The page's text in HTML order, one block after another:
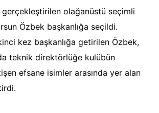
olağanüstü seçimli
Özbek başkanlığa seçildi.
kez başkanlığa getirilen Özbek,
teknik direktörlüğe kulübün
efsane isimler arasında yer alan